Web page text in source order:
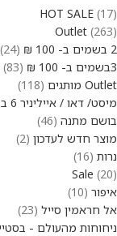
HOT SALE 17
Outlet 263
2 בשמים ב- 100 ₪ Outlet
24
3בשמים ב- 100 ₪ outlet
83
Outlet מותגים
118
מיסט/ דאו / אייליניר 6 ב 100
בושם מתנה 46
מוצר חדש לעדכון 2
נרות 16
Sale 20
איפור 10
אל חראמין סייל 23
ניחוחות מהעולם -